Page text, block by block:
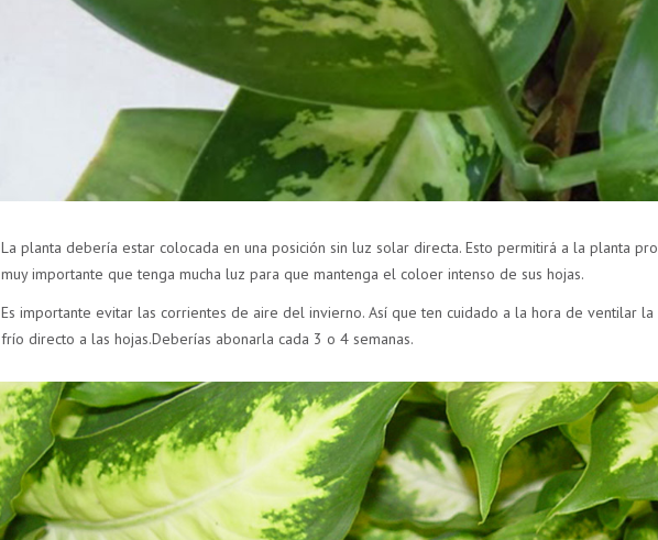
La planta debería estar colocada en una posición sin luz solar directa. Esto permitirá a la planta
muy importante que tenga mucha luz para que mantenga el coloer intenso de sus hojas.
Es importante evitar las corrientes de aire del invierno. Así que ten cuidado a la hora de ventilar
frío directo a las hojas.Deberías abonarla cada 3 o 4 semanas.